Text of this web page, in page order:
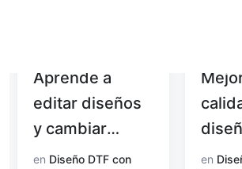
Aprende a
editar diseños
y cambiar
colores con
en Diseño DTF con
en